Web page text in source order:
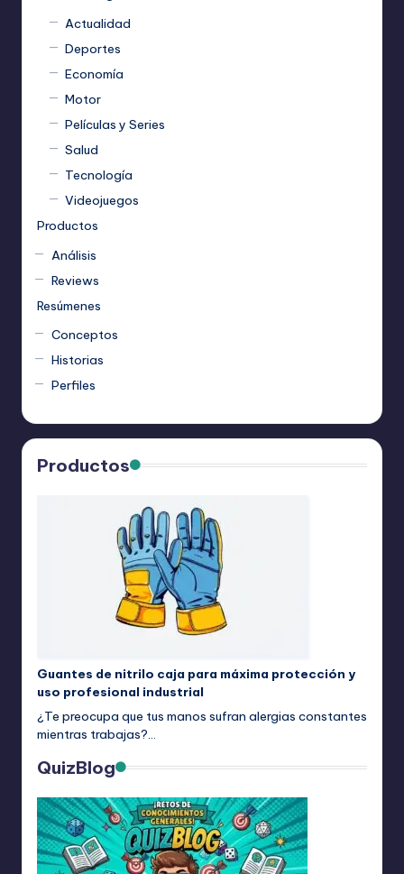
Actualidad
Deportes
Economía
Motor
Películas y Series
Salud
Tecnología
Videojuegos
Productos
Análisis
Reviews
Resúmenes
Conceptos
Historias
Perfiles
Productos
Guantes de nitrilo caja para máxima protección y
uso profesional industrial
¿Te preocupa que tus manos sufran alergias constantes
mientras trabajas?…
QuizBlog